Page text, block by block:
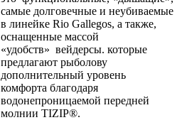
самые долговечные и неубиваемые
в линейке Rio Gallegos, а также,
оснащенные массой
«удобств» вейдерсы. которые
предлагают рыболову
дополнительный уровень
комфорта благодаря
водонепроницаемой передней
молнии TIZIP®.